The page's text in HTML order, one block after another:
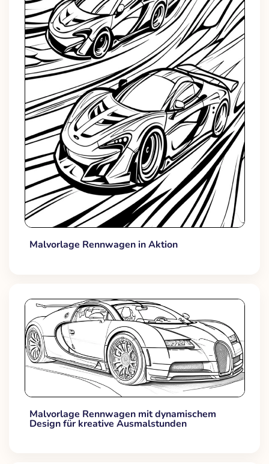
Malvorlage Rennwagen in Aktion
Malvorlage Rennwagen mit dynamischem
Design für kreative Ausmalstunden